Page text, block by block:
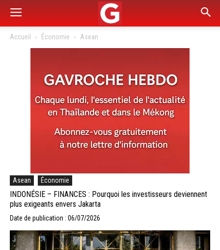
Accueil Économie Asean
Asean Économie
INDONÉSIE – FINANCES : Pourquoi les investisseurs deviennent
plus exigeants envers Jakarta
Date de publication : 06/07/2026